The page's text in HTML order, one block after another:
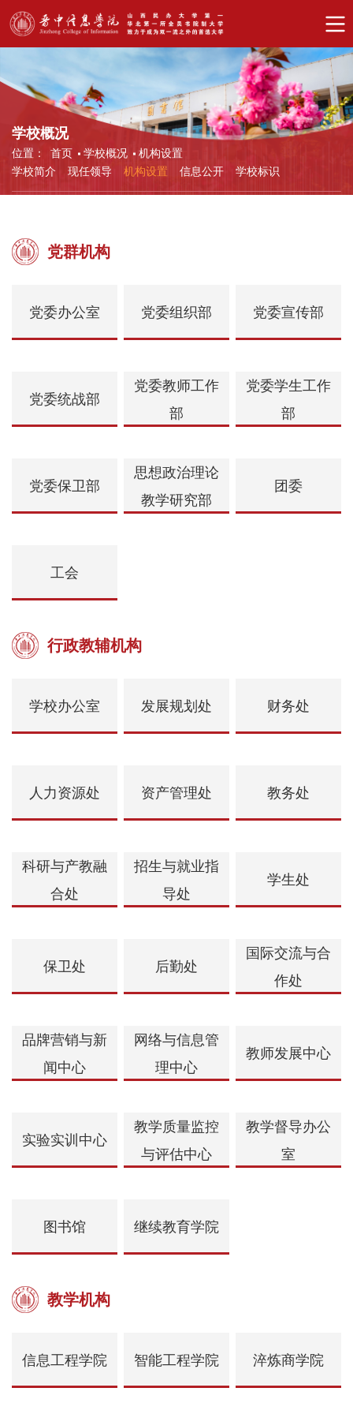
学校概况
位置： 首页 学校概况
机构设置
学校简介
现任领导 机构设置 信息公开 学校标识
党群机构
党委办公室 党委组织部 党委宣传部
党委统战部
党委教师工作
部
党委学生工作
部
党委保卫部
思想政治理论
教学研究部
团委
工会
行政教辅机构
学校办公室 发展规划处 财务处
人力资源处 资产管理处 教务处
科研与产教融
合处
招生与就业指
导处
学生处
保卫处 后勤处
国际交流与合
作处
品牌营销与新
闻中心
网络与信息管
理中心
教师发展中心
实验实训中心
教学质量监控
与评估中心
教学督导办公
室
图书馆 继续教育学院
教学机构
信息工程学院 智能工程学院 淬炼商学院